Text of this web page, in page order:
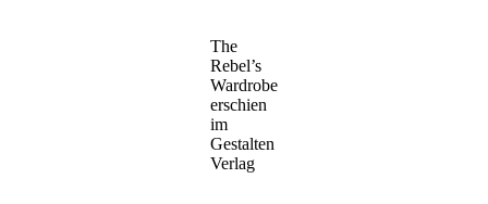
The
Rebel’s
Wardrobe
erschien
im
Gestalten
Verlag